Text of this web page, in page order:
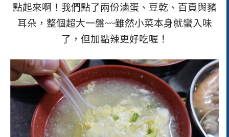
點起來啊！我們點了兩份滷蛋、豆乾、百頁與豬
耳朵，整個超大一盤~~雖然小菜本身就蠻入味
了，但加點辣更好吃喔！